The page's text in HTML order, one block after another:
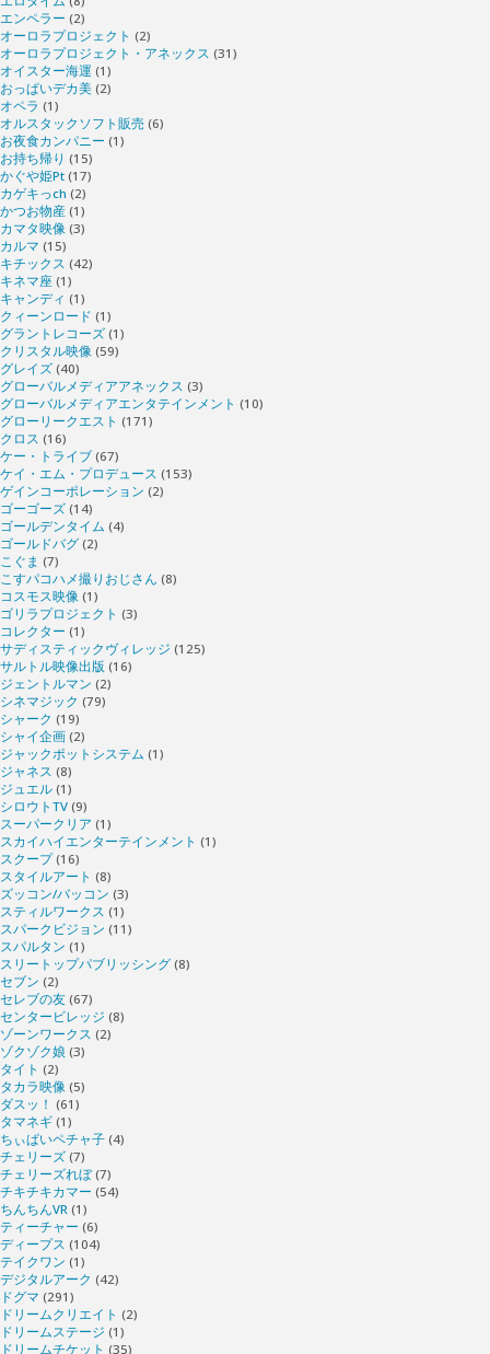
エンペラー (2)
オーロラプロジェクト (2)
オーロラプロジェクト・アネックス (31)
オイスター海運 (1)
おっぱいデカ美 (2)
オペラ (1)
オルスタックソフト販売 (6)
お夜食カンパニー (1)
お持ち帰り (15)
かぐや姫Pt (17)
カゲキっch (2)
かつお物産 (1)
カマタ映像 (3)
カルマ (15)
キチックス (42)
キネマ座 (1)
キャンディ (1)
クィーンロード (1)
グラントレコーズ (1)
クリスタル映像 (59)
グレイズ (40)
グローバルメディアアネックス (3)
グローバルメディアエンタテインメント (10)
グローリークエスト (171)
クロス (16)
ケー・トライブ (67)
ケイ・エム・プロデュース (153)
ゲインコーポレーション (2)
ゴーゴーズ (14)
ゴールデンタイム (4)
ゴールドバグ (2)
こぐま (7)
こすパコハメ撮りおじさん (8)
コスモス映像 (1)
ゴリラプロジェクト (3)
コレクター (1)
サディスティックヴィレッジ (125)
サルトル映像出版 (16)
ジェントルマン (2)
シネマジック (79)
シャーク (19)
シャイ企画 (2)
ジャックポットシステム (1)
ジャネス (8)
ジュエル (1)
シロウトTV (9)
スーパークリア (1)
スカイハイエンターテインメント (1)
スクープ(16)
スタイルアート (8)
ズッコン/バッコン (3)
スティルワークス (1)
スパークビジョン (11)
スパルタン (1)
スリートップパブリッシング (8)
セブン (2)
セレブの友 (67)
センタービレッジ (8)
ゾーンワークス (2)
ゾクゾク娘 (3)
タイト (2)
タカラ映像 (5)
ダスッ！ (61)
タマネギ (1)
ちぃぱいペチャ子 (4)
チェリーズ (7)
チェリーズれぼ(7)
チキチキカマー (54)
ちんちんVR (1)
ティーチャー (6)
ディープス (104)
テイクワン (1)
デジタルアーク (42)
ドグマ (291)
ドリームクリエイト (2)
ドリームステージ (1)
ドリームチケット (35)